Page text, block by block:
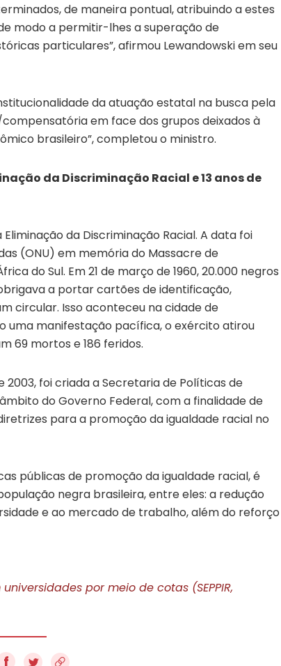
de maneira pontual, atribuindo a estes
modo a permitir-lhes a superação de
particulares”, afirmou Lewandowski em seu
da atuação estatal na busca pela
em face dos grupos deixados à
brasileiro”, completou o ministro.
da Discriminação Racial e 13 anos de
da Discriminação Racial. A data foi
(ONU) em memória do Massacre de
do Sul. Em 21 de março de 1960, 20.000 negros
a portar cartões de identificação,
circular. Isso aconteceu na cidade de
uma manifestação pacífica, o exército atirou
69 mortos e 186 feridos.
foi criada a Secretaria de Políticas de
do Governo Federal, com a finalidade de
para a promoção da igualdade racial no
públicas de promoção da igualdade racial, é
negra brasileira, entre eles: a redução
e ao mercado de trabalho, além do reforço
por meio de cotas (SEPPIR,
f